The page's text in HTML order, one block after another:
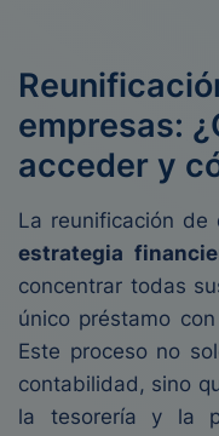
empresas:
acceder y
La reunificación de
estrategia
concentrar todas
único préstamo
Este proceso no
contabilidad, sino
la tesorería y la